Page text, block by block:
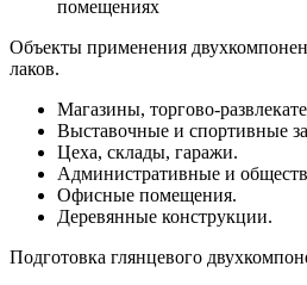
помещениях
Объекты применения
лаков.
Магазины, торгово-
Выставочные и спортивные
Цеха, склады, гаражи.
Административные и
Офисные помещения.
Деревянные конструкции.
Подготовка глянцевого